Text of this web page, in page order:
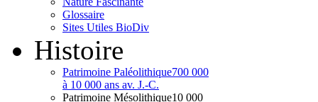
Glossaire
Sites Utiles BioDiv
Histoire
Patrimoine Paléolithique700 000
à 10 000 ans av. J.-C.
Patrimoine Mésolithique10 000